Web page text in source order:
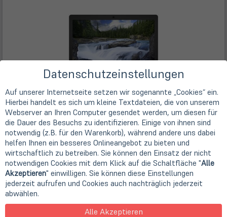
Reduziert!
-23%
Intel Core i5-7300U (2x 2,60 GHz)
39,6cm 15,6" TFT Display
1920 x 1080 Pixel (FHD)
8 GB DDR4 (1x 8 GB)
256GB SSD M.2 PCIe/NVMe
Windows 10 Pro - 64 Bit
Gehäusemängel (Stärkere Nutzungsspuren / Kratzer / leichte
Brüche etc.)
StoreDeal: Statt € 199,00
Datenschutzeinstellungen
Auf unserer Internetseite setzen wir sogenannte „Cookies“ ein.
Hierbei handelt es sich um kleine Textdateien, die von unserem
Webserver an Ihren Computer gesendet werden, um diesen für
die Dauer des Besuchs zu identifizieren. Einige von ihnen sind
notwendig (z.B. für den Warenkorb), während andere uns dabei
helfen Ihnen ein besseres Onlineangebot zu bieten und
wirtschaftlich zu betreiben. Sie können den Einsatz der nicht
notwendigen Cookies mit dem Klick auf die Schaltfläche "Alle
Akzeptieren" einwilligen. Sie können diese Einstellungen
jederzeit aufrufen und Cookies auch nachträglich jederzeit
abwählen.
Alle Akzeptieren